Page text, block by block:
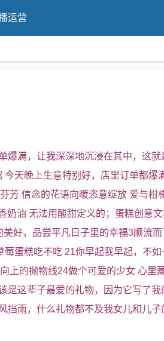
运营
爆满，让我深深地沉浸在其中，这就
天晚上生意特别好，店里订单都爆
芳 信念的花语向暖恣意绽放 爱与柑
奶油 无法用酸甜定义的；蛋糕创意
好，品尝平凡日子里的幸福3顺流
蛋糕吃不吃 21你早起我早起，不如
上的抛物线24做个可爱的少女 心里
是这辈子最爱的礼物，因为它写了我
挡雨，什么礼物都不及我女儿和儿子